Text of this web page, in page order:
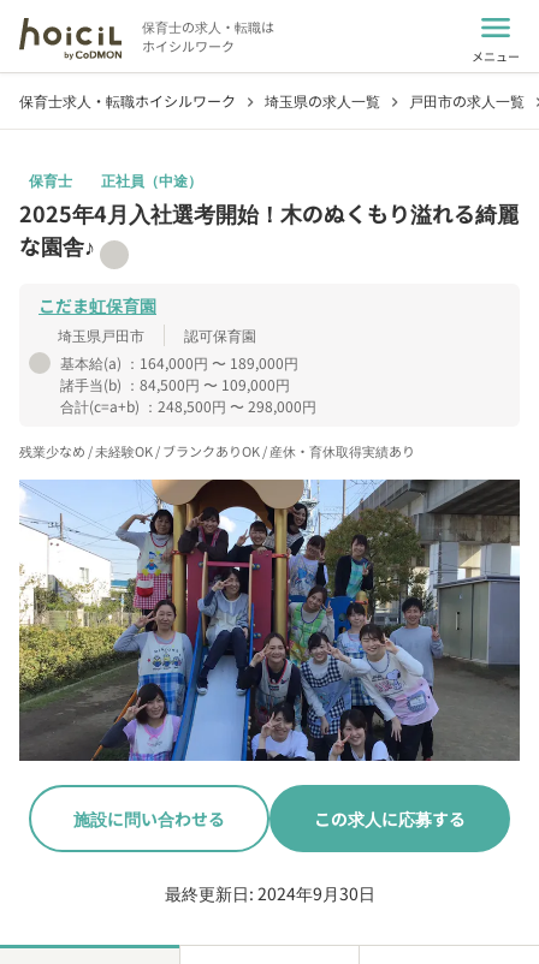
保育士の求人・転職は
ホイシルワーク
menu
メニュー
保育士求人・転職ホイシルワーク chevron_right 埼玉県の求人一覧 chevron_right 戸田市の求人一覧
保育士 正社員（中途）
2025年4月入社選考開始！木のぬくもり溢れる綺麗
な園舎♪
こだま虹保育園
埼玉県戸田市
認可保育園
基本給(a) ：164,000円 〜 189,000円
諸手当(b) ：84,500円 〜 109,000円
合計(c=a+b) ：248,500円 〜 298,000円
残業少なめ / 未経験OK / ブランクありOK / 産休・育休取得実績あり
施設に問い合わせる この求人に応募する
最終更新日: 2024年9月30日